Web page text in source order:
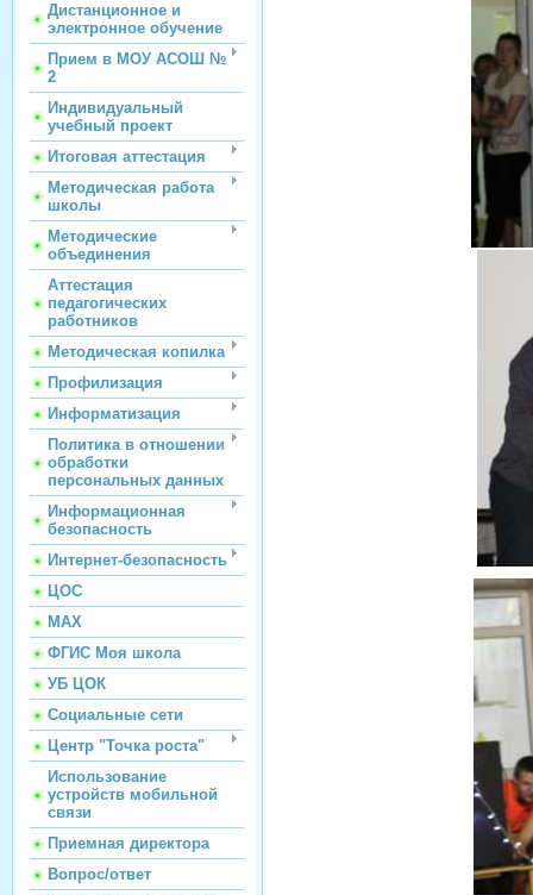
Дистанционное и
электронное обучение
Прием в МОУ АСОШ №
2
Индивидуальный
учебный проект
Итоговая аттестация
Методическая работа
школы
Методические
объединения
Аттестация
педагогических
работников
Методическая копилка
Профилизация
Информатизация
Политика в отношении
обработки
персональных данных
Информационная
безопасность
Интернет-безопасность
ЦОС
МАХ
ФГИС Моя школа
УБ ЦОК
Социальные сети
Центр "Точка роста"
Использование
устройств мобильной
связи
Приемная директора
Вопрос/ответ